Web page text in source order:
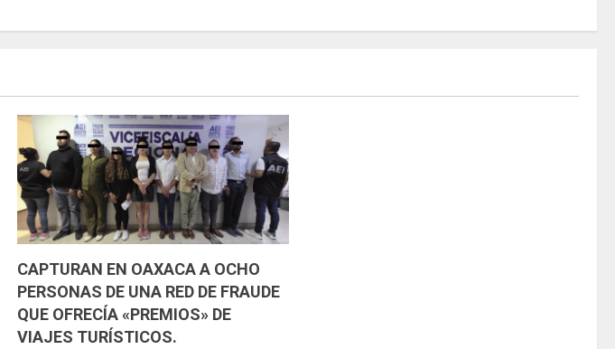
CAPTURAN EN OAXACA A OCHO
PERSONAS DE UNA RED DE FRAUDE
QUE OFRECÍA «PREMIOS» DE
VIAJES TURÍSTICOS.